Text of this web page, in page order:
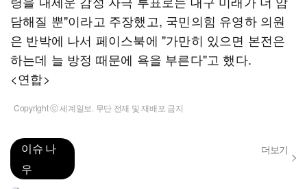
담해질 뿐"이라고 주장했고, 국민의힘 유영하 의원
은 반박에 나서 페이스북에 "가만히 있으면 본전은
하는데 늘 방정 때문에 욕을 부른다"고 했다.
<연합>
Copyright ⓒ 세계일보. 무단 전재 및 재배포 금지
이슈 나
우
더보기